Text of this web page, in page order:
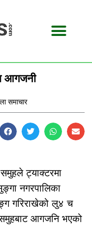
आगजनी
समाचार
ट्याक्टरमा
नगरपालिका
गरिराखेको लु४ च
आगजनि भएको